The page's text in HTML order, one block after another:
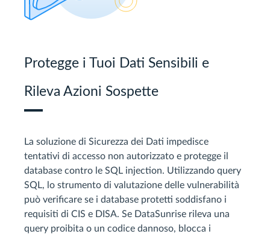
Protegge i Tuoi Dati Sensibili e
Rileva Azioni Sospette
La soluzione di Sicurezza dei Dati impedisce
tentativi di accesso non autorizzato e protegge il
database contro le SQL injection. Utilizzando query
SQL, lo strumento di valutazione delle vulnerabilità
può verificare se i database protetti soddisfano i
requisiti di CIS e DISA. Se DataSunrise rileva una
query proibita o un codice dannoso, blocca i